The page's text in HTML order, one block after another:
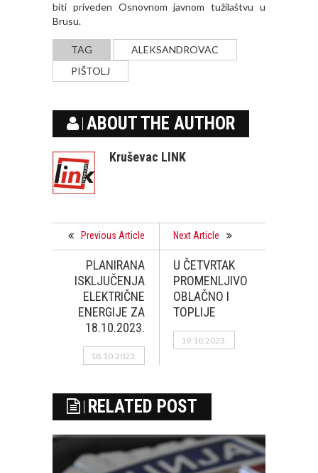
biti priveden Osnovnom javnom tužilaštvu u
Brusu.
TAG
ALEKSANDROVAC
PIŠTOLJ
ABOUT THE AUTHOR
Kruševac LINK
Previous Article
PLANIRANA
ISKLJUČENJA
ELEKTRIČNE
ENERGIJE ZA
18.10.2023.
18.10.2023.
Next Article
U ČETVRTAK
PROMENLJIVO
OBLAČNO I
TOPLIJE
19.10.2023.
RELATED POST